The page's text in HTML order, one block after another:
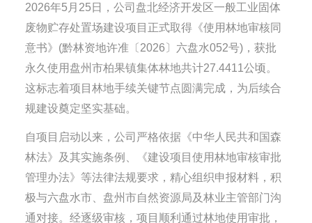
2026年5月25日，公司盘北经济开发区一般工业固体
废物贮存处置场建设项目正式取得《使用林地审核同
意书》(黔林资地许准〔2026〕六盘水052号)，获批
永久使用盘州市柏果镇集体林地共计27.4411公顷。
这标志着项目林地手续关键节点圆满完成，为后续合
规建设奠定坚实基础。
自项目启动以来，公司严格依据《中华人民共和国森
林法》及其实施条例、《建设项目使用林地审核审批
管理办法》等法律法规要求，精心组织申报材料，积
极与六盘水市、盘州市自然资源局及林业主管部门沟
通对接。经逐级审核，项目顺利通过林地使用审批，